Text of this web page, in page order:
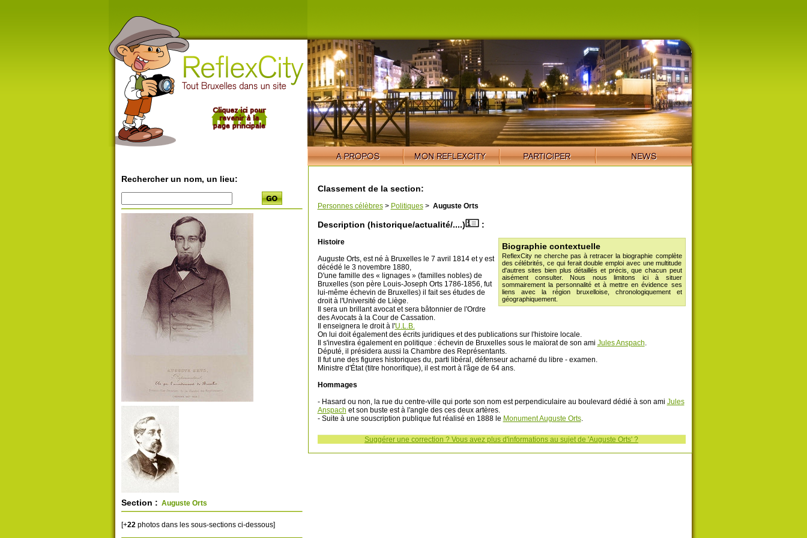
Rechercher un nom, un lieu:
Section : Auguste Orts
[+22photos dans les sous-sections ci-dessous]
Classement de la section:
Personnes célèbres> Politiques> Auguste Orts
Description (historique/actualité/....) :
Biographie contextuelle
ReflexCity ne cherche pas à retracer la biographie complète
des célébrités, ce qui ferait double emploi avec une multitude
d'autres sites bien plus détaillés et précis, que chacun peut
aisément consulter. Nous nous limitons ici à situer
sommairement la personnalité et à mettre en évidence ses
liens avec la région bruxelloise, chronologiquement et
géographiquement.
Histoire
Auguste Orts, est né à Bruxelles le 7 avril 1814 et y est
décédé le 3 novembre 1880,
D'une famille des « lignages » (familles nobles) de
Bruxelles (son père Louis-Joseph Orts 1786-1856, fut
lui-même échevin de Bruxelles) il fait ses études de
droit à l'Université de Liège.
Il sera un brillant avocat et sera bâtonnier de l'Ordre
des Avocats à la Cour de Cassation.
Il enseignera le droit à l'U.L.B.
On lui doit également des écrits juridiques et des publications sur l'histoire locale.
Il s'investira également en politique : échevin de Bruxelles sous le maïorat de son ami Jules Anspach.
Député, il présidera aussi la Chambre des Représentants.
Il fut une des figures historiques du, parti libéral, défenseur acharné du libre - examen.
Ministre d'État (titre honorifique), il est mort à l'âge de 64 ans.
Hommages
- Hasard ou non, la rue du centre-ville qui porte son nom est perpendiculaire au boulevard dédié à son ami Jules
Anspach et son buste est à l'angle des ces deux artères.
- Suite à une souscription publique fut réalisé en 1888 le Monument Auguste Orts.
Suggérer une correction ? Vous avez plus d'informations au sujet de 'Auguste Orts' ?